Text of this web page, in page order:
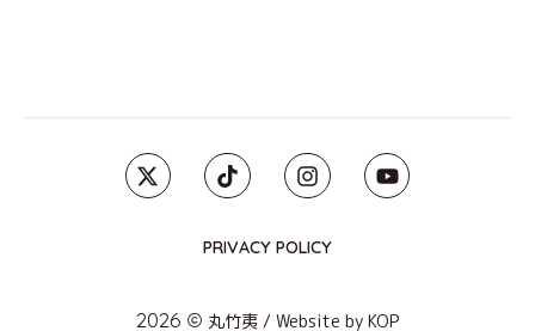
2026 丸竹夷 / Website by KOP
PRIVACY POLICY